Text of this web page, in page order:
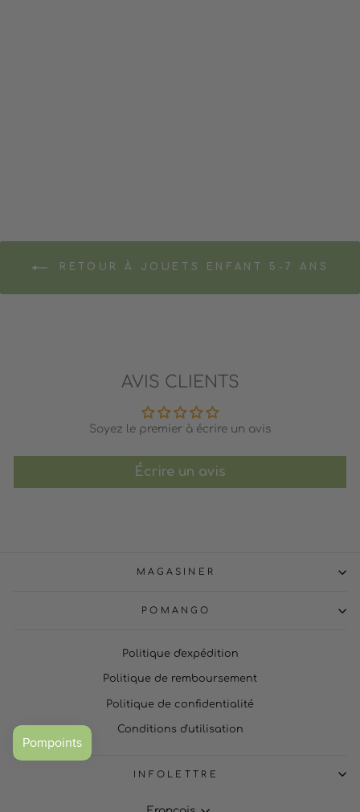
RETOUR À JOUETS ENFANT 5-7 ANS
AVIS CLIENTS
Soyez le premier à écrire un avis
Écrire un avis
MAGASINER
POMANGO
Politique d'expédition
Politique de remboursement
Politique de confidentialité
Conditions d'utilisation
INFOLETTRE